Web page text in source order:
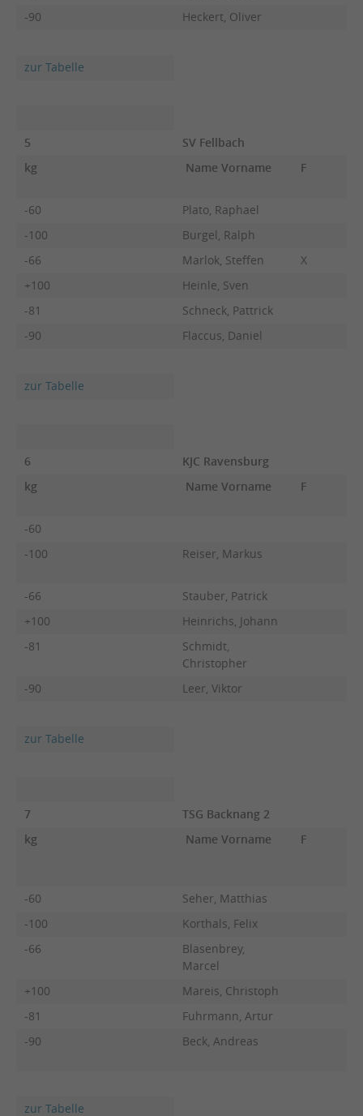
-90
Heckert, Oliver
zur Tabelle
5
SV Fellbach
kg
Name Vorname F
-60
Plato, Raphael
-100
Burgel, Ralph
-66
Marlok, Steffen
X
+100
Heinle, Sven
-81
Schneck, Pattrick
-90
Flaccus, Daniel
zur Tabelle
6
KJC Ravensburg
kg
Name Vorname F
-60
-100
Reiser, Markus
-66
Stauber, Patrick
+100
Heinrichs, Johann
-81
Schmidt,
Christopher
-90
Leer, Viktor
zur Tabelle
7
TSG Backnang 2
kg
Name Vorname F
-60
Seher, Matthias
-100
Korthals, Felix
-66
Blasenbrey,
Marcel
+100
Mareis, Christoph
-81
Fuhrmann, Artur
-90
Beck, Andreas
zur Tabelle